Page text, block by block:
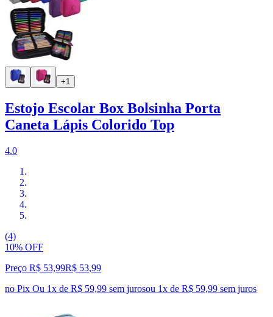
+1
Estojo Escolar Box Bolsinha Porta
Caneta Lápis Colorido Top
4.0
(4)
10% OFF
Preço R$ 53,99R$ 53,99
no Pix Ou 1x de R$ 59,99 sem jurosou 1x de R$ 59,99 sem juros